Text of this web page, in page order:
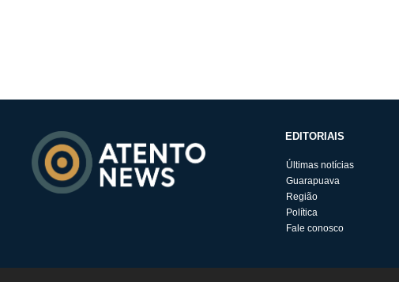
EDITORIAIS
Últimas notícias
Guarapuava
Região
Política
Fale conosco